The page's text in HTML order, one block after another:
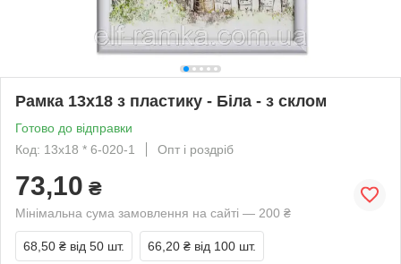
Рамка 13x18 з пластику - Біла - з склом
Готово до відправки
Код: 13х18 * 6-020-1
Опт і роздріб
73,10 ₴
Мінімальна сума замовлення на сайті — 200 ₴
68,50 ₴ від 50 шт. 66,20 ₴ від 100 шт.